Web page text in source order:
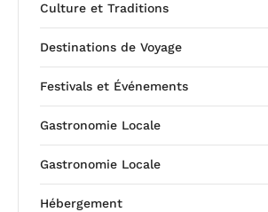
Culture et Traditions
Destinations de Voyage
Festivals et Événements
Gastronomie Locale
Gastronomie Locale
Hébergement